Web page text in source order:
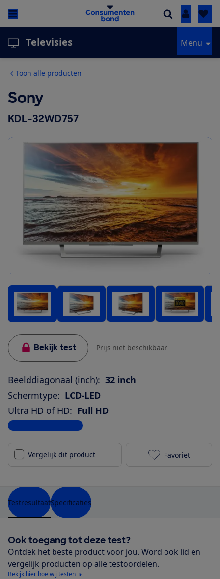
Inloggen
Televisies Menu
Toon alle producten
Sony
KDL-32WD757
Bekijk test Prijs niet beschikbaar
Beelddiagonaal (inch): 32 inch
Schermtype: LCD-LED
Ultra HD of HD: Full HD
Bekijk alle specificaties
Vergelijk dit product Sony KDL-
Favoriet
TestresultaatSpecificaties
Ook toegang tot deze test?
Ontdek het beste product voor jou. Word ook lid en
vergelijk producten op alle testoordelen.
Bekijk hier hoe wij testen